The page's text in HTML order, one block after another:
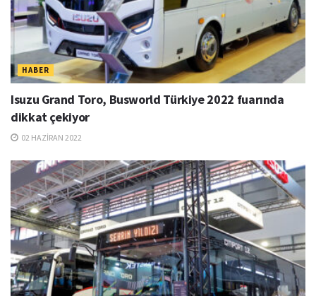
HABER
Isuzu Grand Toro, Busworld Türkiye 2022 fuarında
dikkat çekiyor
02 HAZIRAN 2022